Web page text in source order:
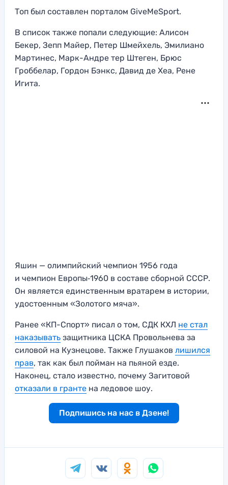
Топ был составлен порталом GiveMeSport.
В список также попали следующие: Алисон
Бекер, Зепп Майер, Петер Шмейхель, Эмилиано
Мартинес, Марк-Андре тер Штеген, Брюс
Гроббелар, Гордон Бэнкс, Давид де Хеа, Рене
Игита.
Яшин — олимпийский чемпион 1956 года
и чемпион Европы‑1960 в составе сборной СССР.
Он является единственным вратарем в истории,
удостоенным «Золотого мяча».
Ранее «КП-Спорт» писал о том, СДК КХЛ не стал
наказывать защитника ЦСКА Провольнева за
силовой на Кузнецове. Также Глушаков лишился
прав, так как был пойман на пьяной езде.
Наконец, стало известно, почему Загитовой
отказали в гранте на ледовое шоу.
Подпишись на нас в Дзене!